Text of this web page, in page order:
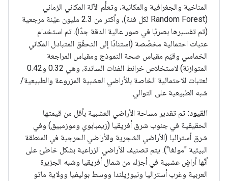
المناخية والجغرافية والمكانية، وتعلُّم الآلة المكاني الزماني
(Random Forest لكل فئة)، وأكثر من 2.3 مليون عيّنة مرجعية
(تم تفسيرها بصريًا في صور عالية الدقة جدًا). تم استخدام
عتبات احتمالية مخصّصة (استنادًا إلى التحقّق المتبادل المكاني
الخماسي وقيَم مقياس صحة النموذج ومقياس المراجعة
المتوازنة) لاستخلاص خرائط الفئات السائدة، وهي 0.32 و0.42
لعتبات الاحتمالية الخاصة بالأراضي العشبية المزروعة والطبيعية/
شبه الطبيعية على التوالي.
القيود: تم تقدير مساحة الأراضي العشبية بأقل من قيمتها
الحقيقية في جنوب شرق أفريقيا (زيمبابوي وموزمبيق) وفي
شرق أستراليا (الأراضي الشجرية والأراضي الحرجية في المنطقة
البيئية "مولغا"). يتم تصنيف الأراضي الزراعية بشكل خاطئ على
أنّها أراضٍ عشبية في أجزاء من شمال أفريقيا وشبه الجزيرة
العربية وغرب أستراليا ونيوزيلندا ووسط بوليفيا وولاية ماتو